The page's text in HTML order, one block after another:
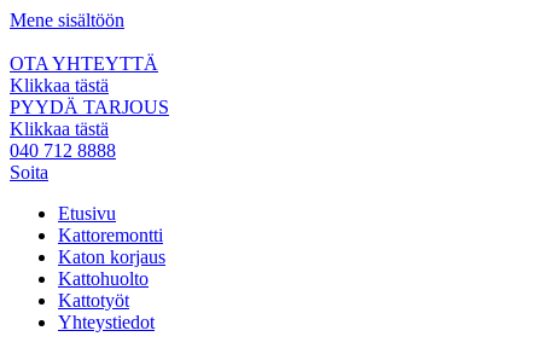
Mene sisältöön
OTA YHTEYTTÄ
Klikkaa tästä
PYYDÄ TARJOUS
Klikkaa tästä
040 712 8888
Soita
Etusivu
Kattoremontti
Katon korjaus
Kattohuolto
Kattotyöt
Yhteystiedot